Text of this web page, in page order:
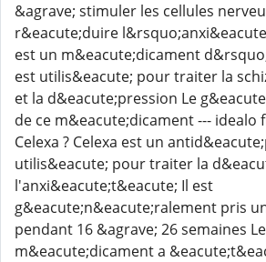
&agrave; stimuler les cellules
r&eacute;duire
est un m&eacute;dicament
est utilis&eacute; pour traiter la
et la d&eacute;pression Le
de ce m&eacute;dicament --- idealo
Celexa ? Celexa est un
utilis&eacute; pour traiter la
l'anxi&eacute;t&eacute; Il est
g&eacute;n&eacute;ralement pris
pendant 16 &agrave; 26 semaines Le
m&eacute;dicament a